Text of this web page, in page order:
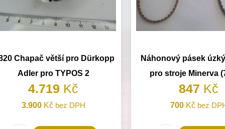
Chapač větší pro Dürkopp
Adler pro TYPOS 2
4.719 Kč
3.900 Kčbez DPH
Náhonový pásek
pro stroje Minerva
847 Kč
700 Kčbez